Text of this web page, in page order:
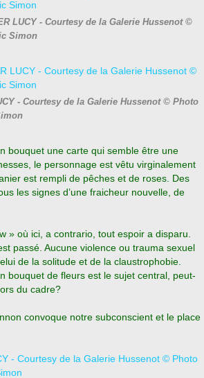
LUCY - Courtesy de la Galerie Hussenot ©
Simon
- Courtesy de la Galerie Hussenot © Photo
bouquet une carte qui semble être une
le personnage est vêtu virginalement
est rempli de pêches et de roses. Des
les signes d’une fraicheur nouvelle, de
» où ici, a contrario, tout espoir a disparu.
passé. Aucune violence ou trauma sexuel
de la solitude et de la claustrophobie.
bouquet de fleurs est le sujet central, peut-
du cadre?
convoque notre subconscient et le place